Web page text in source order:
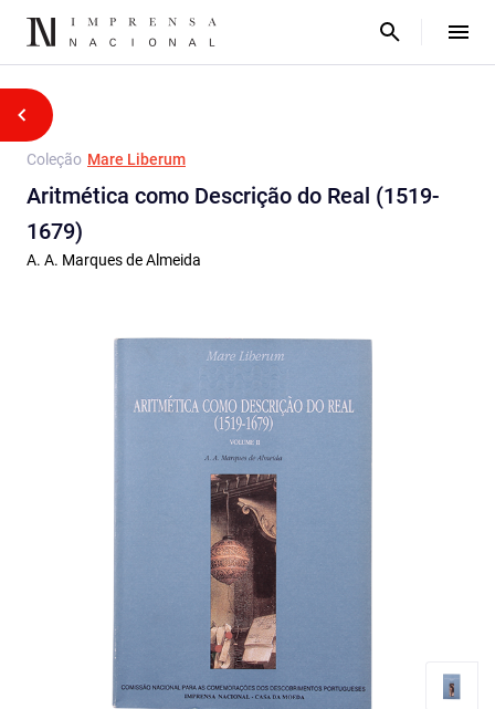
Coleção Mare Liberum
Aritmética como Descrição do Real (1519-
1679)
A. A. Marques de Almeida